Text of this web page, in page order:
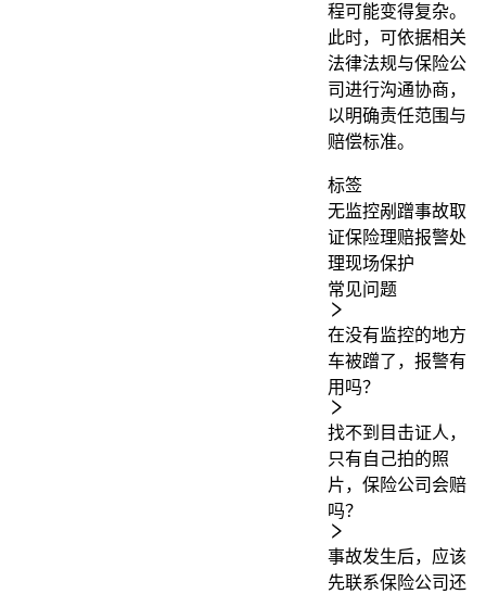
程可能变得复杂。
此时，可依据相关
法律法规与保险公
司进行沟通协商，
以明确责任范围与
赔偿标准。
标签
无监控剐蹭事故取
证保险理赔报警处
理现场保护
常见问题
在没有监控的地方
车被蹭了，报警有
用吗？
找不到目击证人，
只有自己拍的照
片，保险公司会赔
吗？
事故发生后，应该
先联系保险公司还